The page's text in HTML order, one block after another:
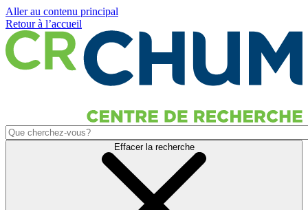
Aller au contenu principal
Retour à l’accueil
Effacer la recherche